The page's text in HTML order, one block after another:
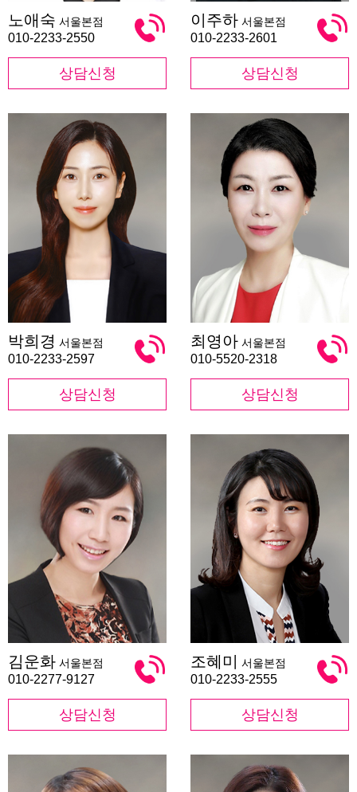
애
숙
노애숙 서울본점
010-2233-2550
상담신청
주
하
이주하 서울본점
010-2233-2601
상담신청
희
경
박희경 서울본점
010-2233-2597
상담신청
영
아
최영아 서울본점
010-5520-2318
상담신청
운
화
김운화 서울본점
010-2277-9127
상담신청
혜
미
조혜미 서울본점
010-2233-2555
상담신청